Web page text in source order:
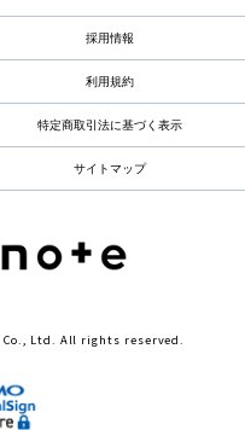
採用情報
利用規約
特定商取引法に基づく表示
サイトマップ
Ltd. All rights reserved.